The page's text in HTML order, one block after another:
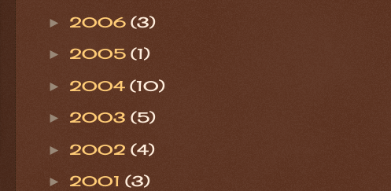
► 2006 (3)
► 2005 (1)
► 2004 (10)
► 2003 (5)
► 2002 (4)
► 2001 (3)